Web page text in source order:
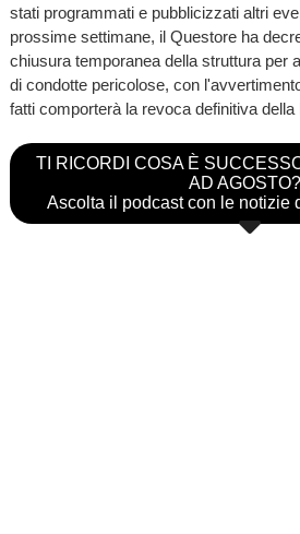
stati programmati e pubblicizzati altri
prossime settimane, il Questore ha
chiusura temporanea della struttura per
di condotte pericolose, con
fatti comporterà la revoca definitiva della
TI RICORDI COSA È
AD AGOSTO?
Ascolta il podcast con le notizie